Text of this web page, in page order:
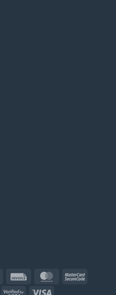
Dinners
Invoice MasterCard
Visa Visa